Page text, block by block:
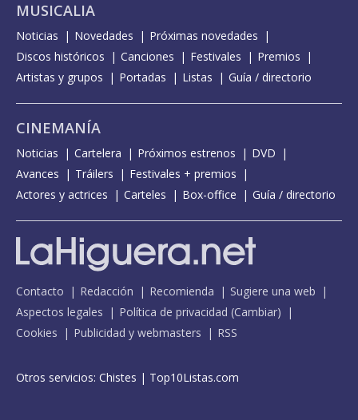
MUSICALIA
Noticias Novedades
Próximas novedades
Discos históricos
Canciones Festivales
Premios
Artistas y grupos
Portadas Listas Guía / directorio
CINEMANÍA
Noticias Cartelera Próximos estrenos
DVD
Avances
Tráilers
Festivales + premios
Actores y actrices
Carteles Box-office Guía / directorio
Contacto Redacción Recomienda
Sugiere una web
Aspectos legales
Política de privacidad (Cambiar)
Cookies
Publicidad y webmasters RSS
Otros servicios: Chistes | Top10Listas.com